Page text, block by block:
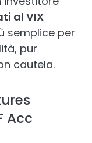
al VIX
semplice per
pur
cautela.
Acc